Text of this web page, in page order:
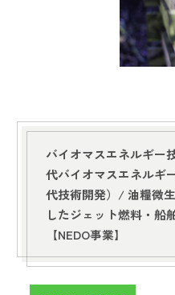
バイオマスエネルギー
代バイオマスエネルギ
代技術開発）/ 油糧微
したジェット燃料・船
【NEDO事業】